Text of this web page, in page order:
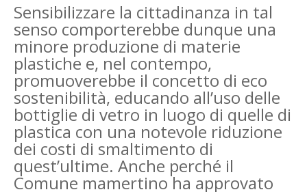
Sensibilizzare la cittadinanza in tal
senso comporterebbe dunque una
minore produzione di materie
plastiche e, nel contempo,
promuoverebbe il concetto di eco
sostenibilità, educando all’uso delle
bottiglie di vetro in luogo di quelle di
plastica con una notevole riduzione
dei costi di smaltimento di
quest’ultime. Anche perché il
Comune mamertino ha approvato